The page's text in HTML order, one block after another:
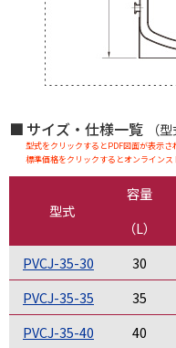
サイズ・仕様一覧 （
型式をクリックするとPDF図面が表示さ
標準価格をクリックするとオンラインス
型式
容量
（L）
PVCJ-35-30
30
PVCJ-35-35
35
PVCJ-35-40
40